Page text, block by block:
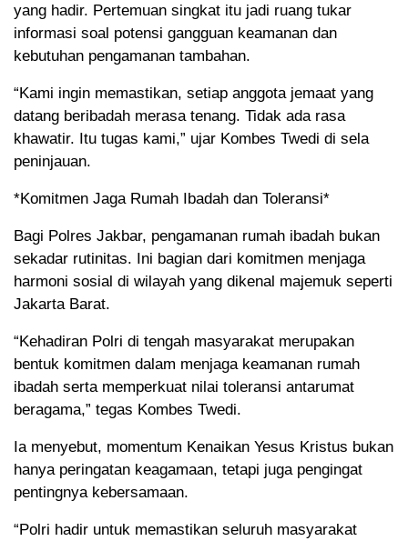
yang hadir. Pertemuan singkat itu jadi ruang tukar
informasi soal potensi gangguan keamanan dan
kebutuhan pengamanan tambahan.
“Kami ingin memastikan, setiap anggota jemaat yang
datang beribadah merasa tenang. Tidak ada rasa
khawatir. Itu tugas kami,” ujar Kombes Twedi di sela
peninjauan.
*Komitmen Jaga Rumah Ibadah dan Toleransi*
Bagi Polres Jakbar, pengamanan rumah ibadah bukan
sekadar rutinitas. Ini bagian dari komitmen menjaga
harmoni sosial di wilayah yang dikenal majemuk seperti
Jakarta Barat.
“Kehadiran Polri di tengah masyarakat merupakan
bentuk komitmen dalam menjaga keamanan rumah
ibadah serta memperkuat nilai toleransi antarumat
beragama,” tegas Kombes Twedi.
Ia menyebut, momentum Kenaikan Yesus Kristus bukan
hanya peringatan keagamaan, tetapi juga pengingat
pentingnya kebersamaan.
“Polri hadir untuk memastikan seluruh masyarakat